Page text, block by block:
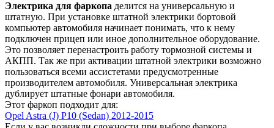
Электрика для фаркопа делится на универсальную и
штатную. При установке штатной электрики бортовой
компьютер автомобиля начинает понимать, что к нему
подключен прицеп или иное дополнительное оборудование.
Это позволяет перенастроить работу тормозной системы и
АКПП. Так же при активации штатной электрики возможно
пользоваться всеми ассистетами предусмотренные
производителем автомобиля. Универсальная электрика
дублирует штатные фонари автомобиля.
Этот фаркоп подходит для:
Opel Astra (J) P10 (Sedan) 2012-2015